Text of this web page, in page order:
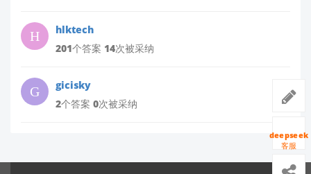
hlktech
201个答案 14次被采纳
gicisky
2个答案 0次被采纳
deepseek
客服